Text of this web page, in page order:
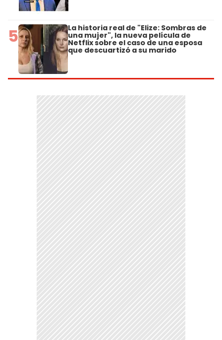
5 La historia real de "Elize: Sombras de
una mujer", la nueva película de
Netflix sobre el caso de una esposa
que descuartizó a su marido